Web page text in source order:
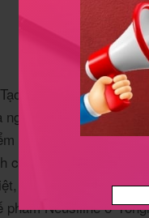
ra giá trị với sự tôn
dược phẩm
nhà máy mới ở
chóng mở rộng dưới
sự ra đời của
Neusiline ở